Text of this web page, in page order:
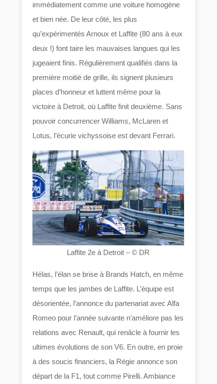
immédiatement comme une voiture homogène
et bien née. De leur côté, les plus
qu’expérimentés Arnoux et Laffite (80 ans à eux
deux !) font taire les mauvaises langues qui les
jugeaient finis. Régulièrement qualifiés dans la
première moitié de grille, ils signent plusieurs
places d’honneur et luttent même pour la
victoire à Detroit, où Laffite finit deuxième. Sans
pouvoir concurrencer Williams, McLaren et
Lotus, l’écurie vichyssoise est devant Ferrari.
Laffite 2e à Detroit – © DR
Hélas, l’élan se brise à Brands Hatch, en même
temps que les jambes de Laffite. L’équipe est
désorientée, l’annonce du partenariat avec Alfa
Romeo pour l’année suivante n’améliore pas les
relations avec Renault, qui renâcle à fournir les
ultimes évolutions de son V6. En outre, en proie
à des soucis financiers, la Régie annonce son
départ de la F1, tout comme Pirelli. Ambiance